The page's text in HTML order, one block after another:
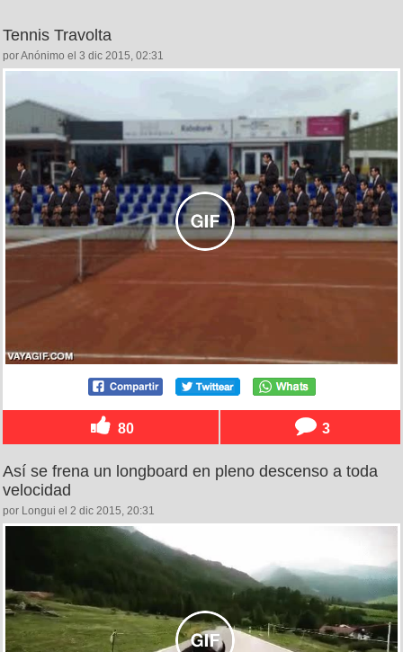
Tennis Travolta
por Anónimo el 3 dic 2015, 02:31
80 3
Así se frena un longboard en pleno descenso a toda
velocidad
por Longui el 2 dic 2015, 20:31